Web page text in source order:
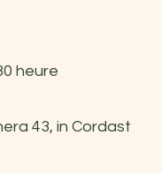
heure
43, in Cordast